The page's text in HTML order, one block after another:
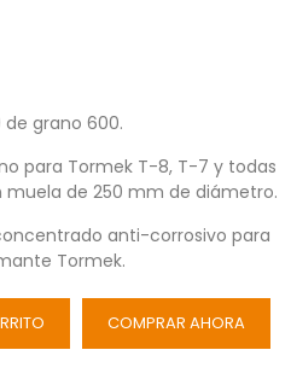
de grano 600.
para Tormek T-8, T-7 y todas
de 250 mm de diámetro.
anti-corrosivo para
Tormek.
COMPRAR AHORA